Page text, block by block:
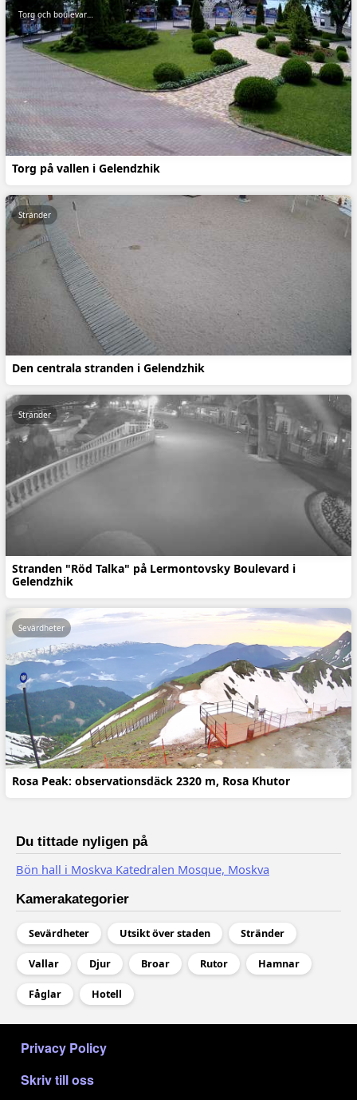
Torg på vallen i Gelendzhik
Torg och boulevarder
Den centrala stranden i Gelendzhik
Stränder
Stranden "Röd Talka" på Lermontovsky Boulevard i
Gelendzhik
Stränder
Rosa Peak: observationsdäck 2320 m, Rosa Khutor
Sevärdheter
Du tittade nyligen på
Bön hall i Moskva Katedralen Mosque, Moskva
Kamerakategorier
Sevärdheter Utsikt över staden Stränder
Vallar Djur Broar Rutor Hamnar
Fåglar Hotell
Privacy Policy
Skriv till oss